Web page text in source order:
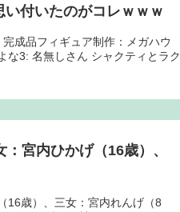
い付いたのがコレｗｗｗ
成品フィギュア制作：メガハウ
3: 名無しさん シャクティとラク
宮内ひかげ（16歳）、
16歳）、三女：宮内れんげ（8